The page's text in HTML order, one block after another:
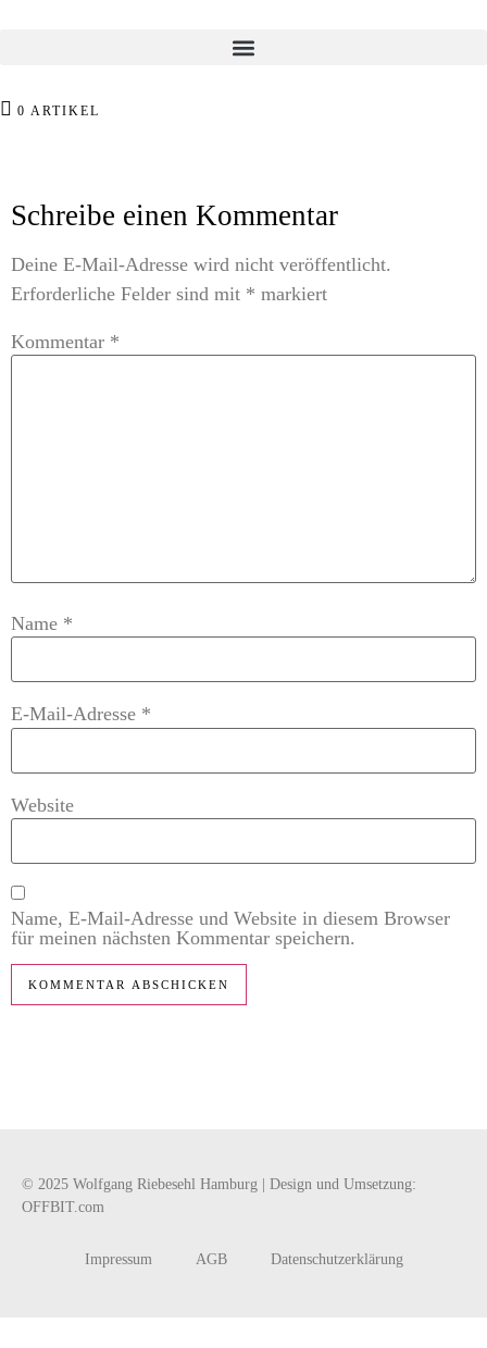
0 ARTIKEL
Schreibe einen Kommentar
Deine E-Mail-Adresse wird nicht veröffentlicht.
Erforderliche Felder sind mit * markiert
Kommentar *
Name *
E-Mail-Adresse *
Website
Name, E-Mail-Adresse und Website in diesem Browser
für meinen nächsten Kommentar speichern.
© 2025 Wolfgang Riebesehl Hamburg | Design und Umsetzung:
OFFBIT.com
Impressum AGB Datenschutzerklärung